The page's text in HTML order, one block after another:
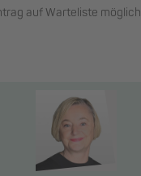
auf Warteliste möglich